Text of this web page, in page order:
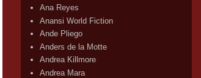
Ana Reyes
Anansi World Fiction
Ande Pliego
Anders de la Motte
Andrea Killmore
Andrea Mara